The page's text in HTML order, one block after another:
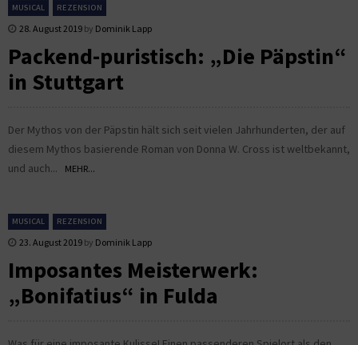
MUSICAL REZENSION
28. August 2019 by Dominik Lapp
Packend-puristisch: „Die Päpstin“
in Stuttgart
Der Mythos von der Päpstin hält sich seit vielen Jahrhunderten, der auf
diesem Mythos basierende Roman von Donna W. Cross ist weltbekannt,
und auch...
MEHR...
MUSICAL REZENSION
23. August 2019 by Dominik Lapp
Imposantes Meisterwerk:
„Bonifatius“ in Fulda